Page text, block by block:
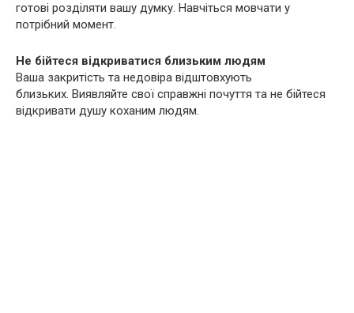
готові розділяти вашу думку. Навчіться мовчати у
потрібний момент.
Не бійтеся відкриватися близьким людям
Ваша закритість та недовіра відштовхують
близьких. Виявляйте свої справжні почуття та не бійтеся
відкривати душу коханим людям.